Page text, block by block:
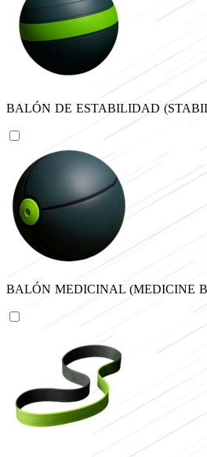
BALÓN DE ESTABILIDAD
BALÓN MEDICINAL (MEDICINE